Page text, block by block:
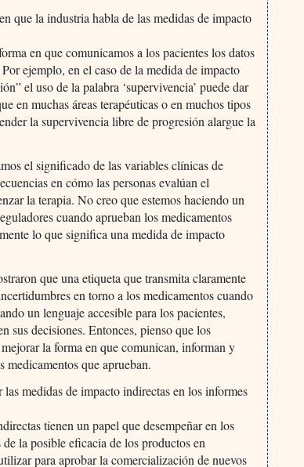
que la industria habla de las medidas de impacto
en que comunicamos a los pacientes los datos
ejemplo, en el caso de la medida de impacto
el uso de la palabra ‘supervivencia’ puede dar
en muchas áreas terapéuticas o en muchos tipos
la supervivencia libre de progresión alargue la
el significado de las variables clínicas de
en cómo las personas evalúan el
la terapia. No creo que estemos haciendo un
cuando aprueban los medicamentos
lo que significa una medida de impacto
que una etiqueta que transmita claramente
en torno a los medicamentos cuando
un lenguaje accesible para los pacientes,
sus decisiones. Entonces, pienso que los
la forma en que comunican, informan y
medicamentos que aprueban.
medidas de impacto indirectas en los informes
tienen un papel que desempeñar en los
la posible eficacia de los productos en
para aprobar la comercialización de nuevos